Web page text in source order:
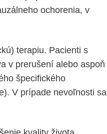
ochorenia, v
terapiu. Pacienti s
v prerušení alebo aspoň
špecifického
V prípade nevoľnosti sa